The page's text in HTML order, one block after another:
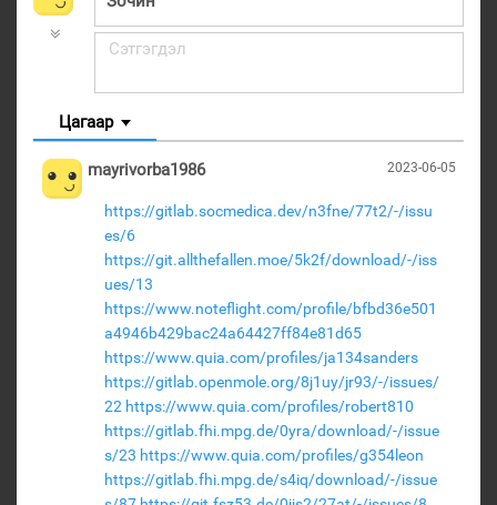
Цагаар
2023-06-05
mayrivorba1986
https://gitlab.socmedica.dev/n3fne/77t2/-/issu
es/6
https://git.allthefallen.moe/5k2f/download/-/iss
ues/13
https://www.noteflight.com/profile/bfbd36e501
a4946b429bac24a64427ff84e81d65
https://www.quia.com/profiles/ja134sanders
https://gitlab.openmole.org/8j1uy/jr93/-/issues/
22 https://www.quia.com/profiles/robert810
https://gitlab.fhi.mpg.de/0yra/download/-/issue
s/23 https://www.quia.com/profiles/g354leon
https://gitlab.fhi.mpg.de/s4iq/download/-/issue